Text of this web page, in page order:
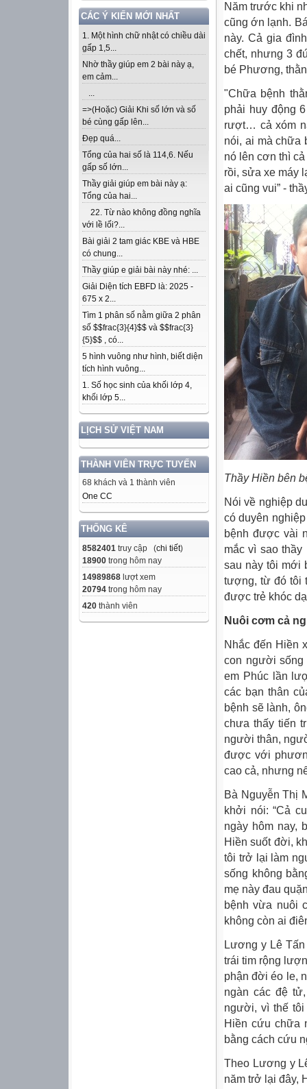
CÁC Ý KIẾN MỚI NHẤT
1. Một hình chữ nhật có chiều dài
gấp 1,5...
Nhờ thầy giúp em 2 bài này ạ,
em cảm...
...
=>(Hoặc) Giải Khi số lớn và số
bé cùng gấp lên...
Đẹp quá...
Tổng của hai số là 114,6. Nếu
gấp số lớn...
Thầy giải giúp em bài này ạ:
Tổng của hai...
22. Từ nào không đồng nghĩa
với lề lối?...
Bài giải 2 tam giác KBE và HBE
có chung...
Thầy giúp e giải bài này nhé: ...
Giải Diện tích EBFD là: 2025 -
675 x 2...
Tìm 1 phân số nằm giữa 2 phân
số $$frac{3}{4}$$ và $$frac{3}
{5}$$ , có...
5 hình vuông như hình, biết diện
tích hình vuông...
1. Số học sinh của khối lớp 4,
khối lớp 5...
LỊCH SỬ VIỆT NAM
THÀNH VIÊN TRỰC TUYẾN
68 khách và 1 thành viên
One CC
THỐNG KÊ
8582401 truy cập (chi tiết)
18900 trong hôm nay
14989868 lượt xem
20794 trong hôm nay
420 thành viên
Năm trước khi
cũng ớn lạnh.
này. Cả gia
chết, nhưng 3
bé Phương,
"Chữa bệnh
phải huy động
rượt… cả xóm
nói, ai mà chữa
nó lên cơn thì
rồi, sửa xe máy
ai cũng vui” -
Thầy Hiền bên
Nói về nghiệp
có duyên
bệnh được vài
mắc vì sao
sau này tôi mới
tượng, từ đó tôi
được trẻ khóc
Nuôi cơm cả
Nhắc đến Hiền
con người sống
em Phúc lần
các bạn thân
bệnh sẽ lành,
chưa thấy tiến
người thân,
được với
cao cả, nhưng
Bà Nguyễn Thị
khởi nói: “Cả
ngày hôm nay,
Hiền suốt đời,
tôi trở lại làm
sống không
mẹ này đau
bệnh vừa nuôi
không còn ai
Lương y Lê
trái tim rộng
phận đời éo le,
ngàn các đệ
người, vì thế
Hiền cứu chữa
bằng cách cứu
Theo Lương y
năm trở lại đây,